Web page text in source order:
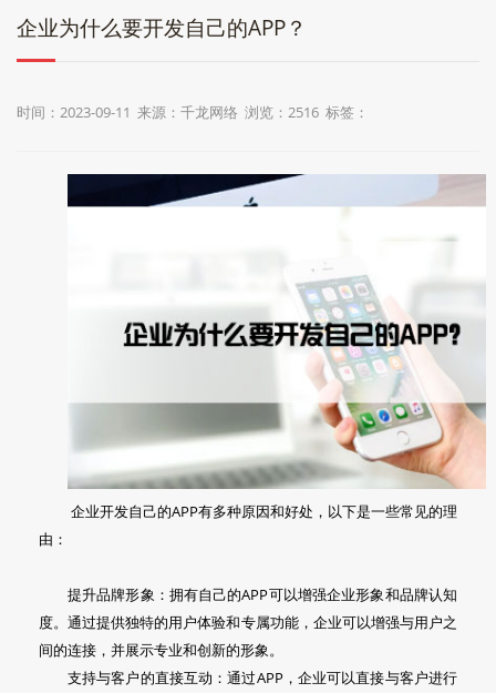
企业为什么要开发自己的APP？
时间：2023-09-11 来源：千龙网络 浏览：2516 标签：
企业开发自己的APP有多种原因和好处，以下是一些常见的理
由：
提升品牌形象：拥有自己的APP可以增强企业形象和品牌认知
度。通过提供独特的用户体验和专属功能，企业可以增强与用户之
间的连接，并展示专业和创新的形象。
支持与客户的直接互动：通过APP，企业可以直接与客户进行